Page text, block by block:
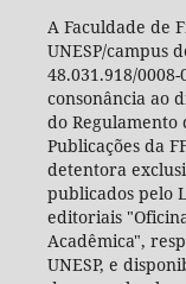
A Faculdade de
UNESP/campus
48.031.918/
consonância ao
do Regulamento
Publicações da
detentora
publicados pelo
editoriais
Acadêmica",
UNESP, e